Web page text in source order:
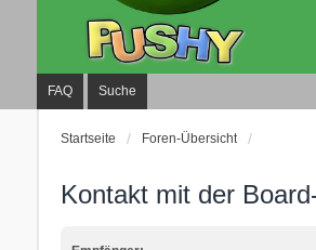
FAQ Suche
Startseite Foren-Übersicht
Kontakt mit der